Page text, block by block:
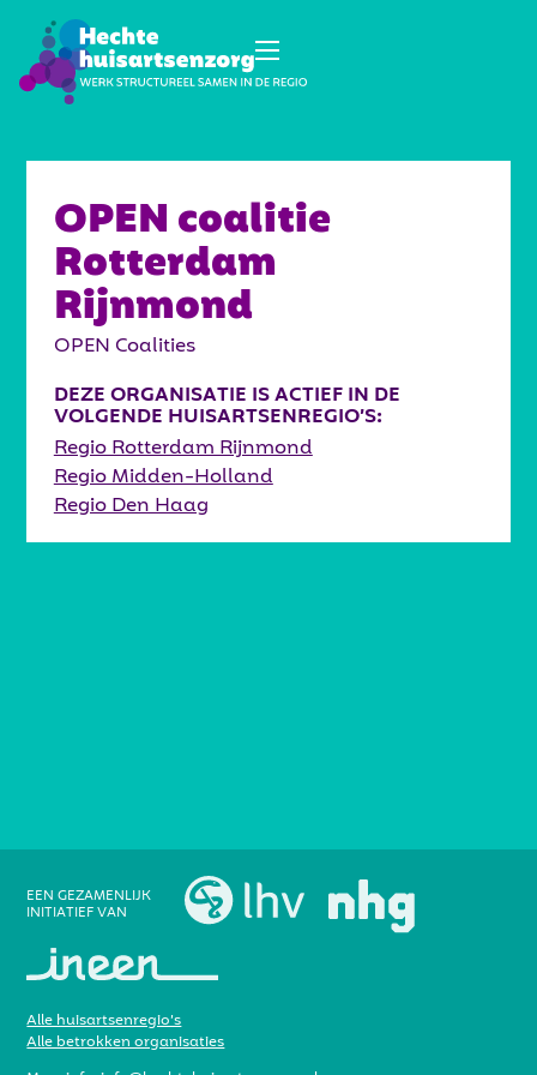
OPEN coalitie
Rotterdam
Rijnmond
OPEN Coalities
DEZE ORGANISATIE IS ACTIEF IN DE
VOLGENDE HUISARTSENREGIO’S:
Regio Rotterdam Rijnmond
Regio Midden-Holland
Regio Den Haag
EEN GEZAMENLIJK
INITIATIEF VAN
Alle huisartsenregio’s
Alle betrokken organisaties